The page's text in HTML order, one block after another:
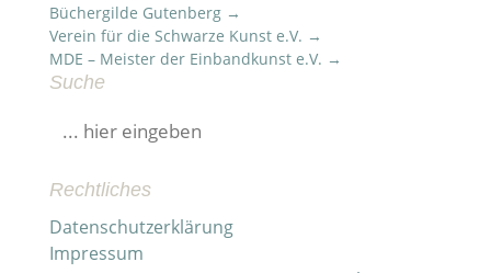
Büchergilde Gutenberg →
Verein für die Schwarze Kunst e.V. →
MDE – Meister der Einbandkunst e.V. →
Suche
Suchen
Rechtliches
Datenschutzerklärung
Impressum